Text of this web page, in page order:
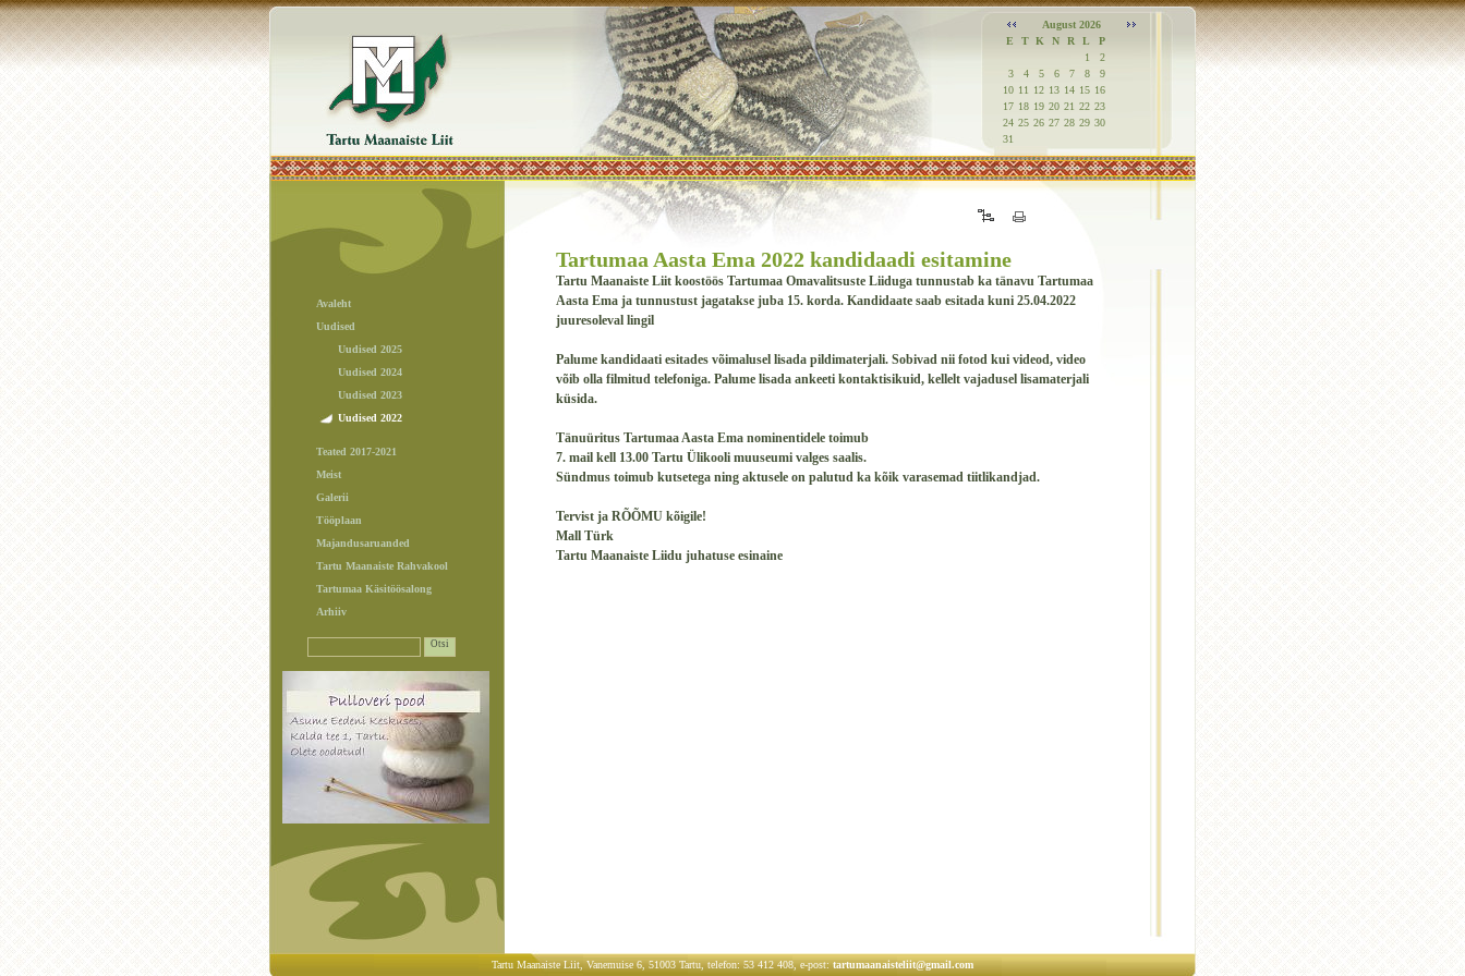
August 2026
E
T K N R L
P
1
2
3
4 5 6 7 8
9
10 11 12 13 14 15 16
17 18 19 20 21 22 23
24 25 26 27 28 29 30
31
Avaleht
Uudised
Uudised 2025
Uudised 2024
Uudised 2023
Uudised 2022
Teated 2017-2021
Meist
Galerii
Tööplaan
Majandusaruanded
Tartu Maanaiste Rahvakool
Tartumaa Käsitöösalong
Arhiiv
Tartumaa Aasta Ema 2022 kandidaadi esitamine
Tartu Maanaiste Liit koostöös Tartumaa Omavalitsuste Liiduga tunnustab ka tänavu Tartumaa
Aasta Ema ja tunnustust jagatakse juba 15. korda. Kandidaate saab esitada kuni 25.04.2022
juuresoleval lingil
Palume kandidaati esitades võimalusel lisada pildimaterjali. Sobivad nii fotod kui videod, video
võib olla filmitud telefoniga. Palume lisada ankeeti kontaktisikuid, kellelt vajadusel lisamaterjali
küsida.
Tänuüritus Tartumaa Aasta Ema nominentidele toimub
7. mail kell 13.00 Tartu Ülikooli muuseumi valges saalis.
Sündmus toimub kutsetega ning aktusele on palutud ka kõik varasemad tiitlikandjad.
Tervist ja RÕÕMU kõigile!
Mall Türk
Tartu Maanaiste Liidu juhatuse esinaine
Tartu Maanaiste Liit, Vanemuise 6, 51003 Tartu, telefon: 53 412 408, e-post: tartumaanaisteliit@gmail.com